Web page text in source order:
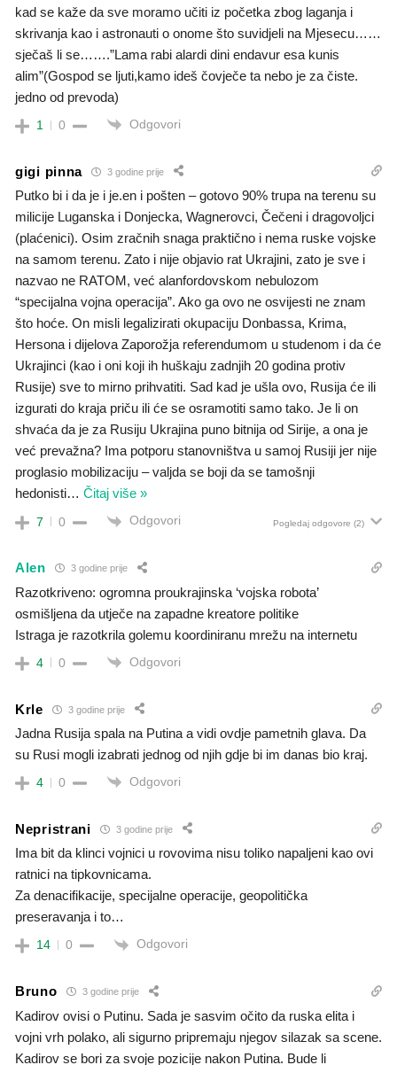
kad se kaže da sve moramo učiti iz početka zbog laganja i
skrivanja kao i astronauti o onome što suvidjeli na Mjesecu……
sječaš li se…….”Lama rabi alardi dini endavur esa kunis
alim”(Gospod se ljuti,kamo ideš čovječe ta nebo je za čiste.
jedno od prevoda)
1 0 Odgovori
gigi pinna 3 godine prije
Putko bi i da je i je.en i pošten – gotovo 90% trupa na terenu su
milicije Luganska i Donjecka, Wagnerovci, Čečeni i dragovoljci
(plaćenici). Osim zračnih snaga praktično i nema ruske vojske
na samom terenu. Zato i nije objavio rat Ukrajini, zato je sve i
nazvao ne RATOM, već alanfordovskom nebulozom
“specijalna vojna operacija”. Ako ga ovo ne osvijesti ne znam
što hoće. On misli legalizirati okupaciju Donbassa, Krima,
Hersona i dijelova Zaporožja referendumom u studenom i da će
Ukrajinci (kao i oni koji ih huškaju zadnjih 20 godina protiv
Rusije) sve to mirno prihvatiti. Sad kad je ušla ovo, Rusija će ili
izgurati do kraja priču ili će se osramotiti samo tako. Je li on
shvaća da je za Rusiju Ukrajina puno bitnija od Sirije, a ona je
već prevažna? Ima potporu stanovništva u samoj Rusiji jer nije
proglasio mobilizaciju – valjda se boji da se tamošnji
hedonisti… Čitaj više »
7 0 Odgovori Pogledaj odgovore (2)
Alen 3 godine prije
Razotkriveno: ogromna proukrajinska ‘vojska robota’
osmišljena da utječe na zapadne kreatore politike
Istraga je razotkrila golemu koordiniranu mrežu na internetu
4 0 Odgovori
Krle 3 godine prije
Jadna Rusija spala na Putina a vidi ovdje pametnih glava. Da
su Rusi mogli izabrati jednog od njih gdje bi im danas bio kraj.
4 0 Odgovori
Nepristrani 3 godine prije
Ima bit da klinci vojnici u rovovima nisu toliko napaljeni kao ovi
ratnici na tipkovnicama.
Za denacifikacije, specijalne operacije, geopolitička
preseravanja i to…
14 0 Odgovori
Bruno 3 godine prije
Kadirov ovisi o Putinu. Sada je sasvim očito da ruska elita i
vojni vrh polako, ali sigurno pripremaju njegov silazak sa scene.
Kadirov se bori za svoje pozicije nakon Putina. Bude li